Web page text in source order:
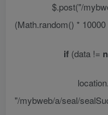
$.post("/
(Math.random() * 10000
if (data !=
"/mybweb/a/seal/